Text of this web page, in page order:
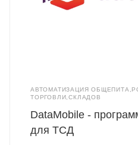
АВТОМАТИЗАЦИЯ
ТОРГОВЛИ,СКЛАДОВ
DataMobile -
для ТСД